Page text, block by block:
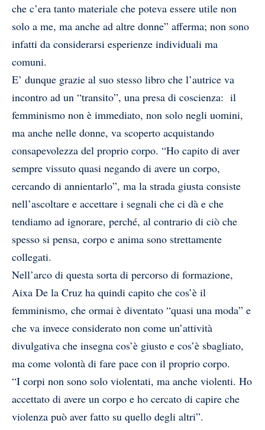
che c’era tanto materiale che poteva essere utile non
solo a me, ma anche ad altre donne” afferma; non sono
infatti da considerarsi esperienze individuali ma
comuni.
E’ dunque grazie al suo stesso libro che l’autrice va
incontro ad un “transito”, una presa di coscienza: il
femminismo non è immediato, non solo negli uomini,
ma anche nelle donne, va scoperto acquistando
consapevolezza del proprio corpo. “Ho capito di aver
sempre vissuto quasi negando di avere un corpo,
cercando di annientarlo”, ma la strada giusta consiste
nell’ascoltare e accettare i segnali che ci dà e che
tendiamo ad ignorare, perché, al contrario di ciò che
spesso si pensa, corpo e anima sono strettamente
collegati.
Nell’arco di questa sorta di percorso di formazione,
Aixa De la Cruz ha quindi capito che cos’è il
femminismo, che ormai è diventato “quasi una moda” e
che va invece considerato non come un’attività
divulgativa che insegna cos’è giusto e cos’è sbagliato,
ma come volontà di fare pace con il proprio corpo.
“I corpi non sono solo violentati, ma anche violenti. Ho
accettato di avere un corpo e ho cercato di capire che
violenza può aver fatto su quello degli altri”.